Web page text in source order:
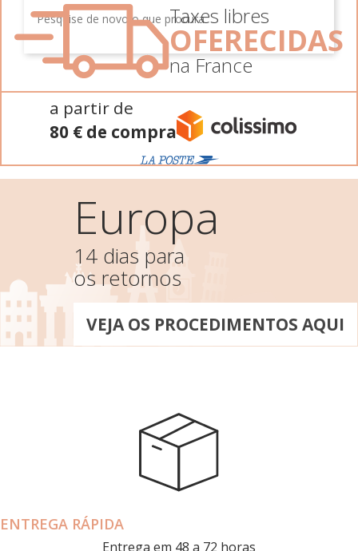
Pesquise de novo o que procuraTaxes libres
OFERECIDAS
na France
a partir de
80 € de compra
Europa
14 dias para
os retornos
VEJA OS PROCEDIMENTOS AQUI
ENTREGA RÁPIDA
Entrega em 48 a 72 horas